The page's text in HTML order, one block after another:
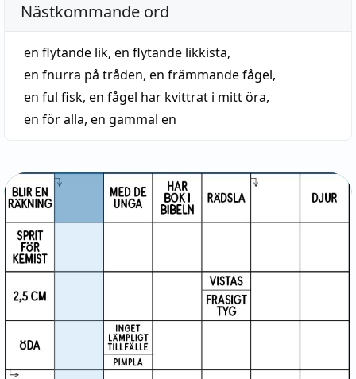
Nästkommande ord
en flytande lik, en flytande likkista,
en fnurra på tråden, en främmande fågel,
en ful fisk, en fågel har kvittrat i mitt öra,
en för alla, en gammal en